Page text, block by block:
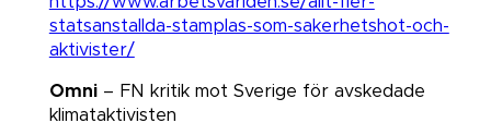
statsanstallda-stamplas-som-sakerhetshot-och-
aktivister/
Omni – FN kritik mot Sverige för avskedade
klimataktivisten